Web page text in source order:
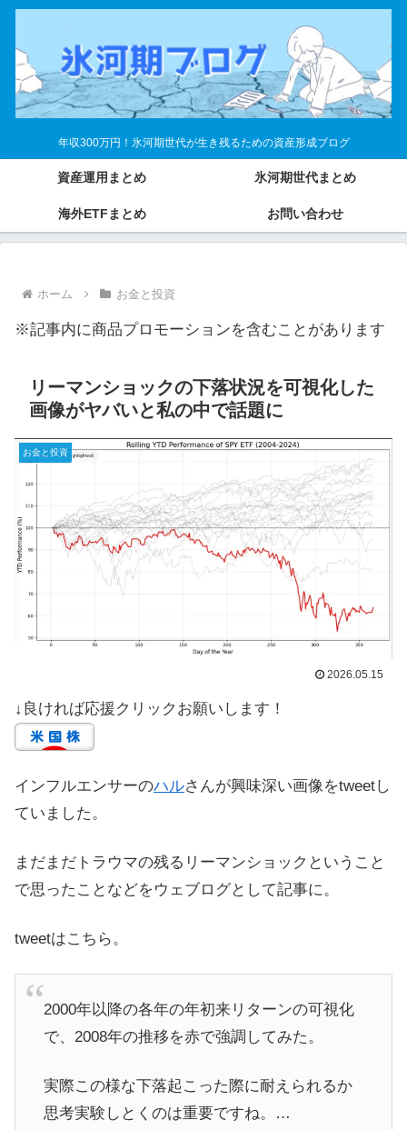
年収300万円！氷河期世代が生き残るための資産形成ブログ
資産運用まとめ 氷河期世代まとめ
海外ETFまとめ お問い合わせ
ホーム お金と投資
※記事内に商品プロモーションを含むことがあります
リーマンショックの下落状況を可視化した
画像がヤバいと私の中で話題に
お金と投資
2026.05.15
↓良ければ応援クリックお願いします！
インフルエンサーのハルさんが興味深い画像をtweetし
ていました。
まだまだトラウマの残るリーマンショックということ
で思ったことなどをウェブログとして記事に。
tweetはこちら。
2000年以降の各年の年初来リターンの可視化
で、2008年の推移を赤で強調してみた。
実際この様な下落起こった際に耐えられるか
思考実験しとくのは重要ですね。…